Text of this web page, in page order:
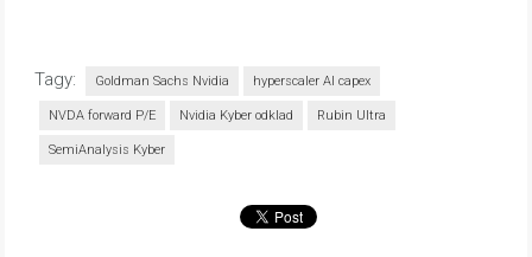
Tagy: Goldman Sachs Nvidia hyperscaler AI capex
NVDA forward P/E Nvidia Kyber odklad Rubin Ultra
SemiAnalysis Kyber